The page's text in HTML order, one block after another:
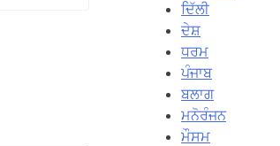
ਦਿੱਲੀ
ਦੇਸ਼
ਧਰਮ
ਪੰਜਾਬ
ਬਲਾਗ
ਮਨੋਰੰਜਨ
ਮੌਸਮ